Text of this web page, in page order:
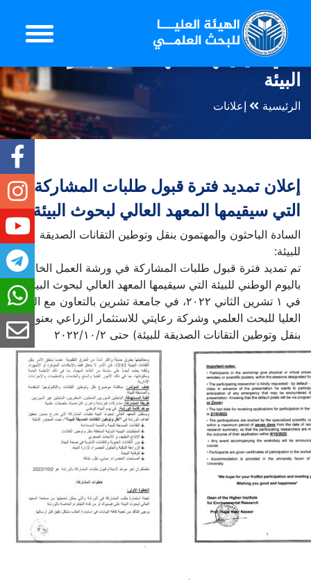
إعلان تمديد فترة قبول طلبات المشاركة
التي سيقيمها المعهد العالي لبحوث
البيئة
الرئيسية إعلانات
إعلان تمديد فترة قبول طلبات المشاركة
التي سيقيمها المعهد العالي لبحوث البيئة
السادة الباحثون والمهتمون بنقل وتوطين التقانات الصديقة
للبيئة:
تم تمديد فترة قبول طلبات المشاركة في ورشة العمل الخاصة
باليوم الوطني للبيئة التي سيقيمها المعهد العالي لبحوث البيئة
في ١ تشرين الثاني ٢٠٢٢، في جامعة تشرين بالتعاون مع الهيئة
العليا للبحث العلمي وشركة رعايتي للاستثمار الزراعي بعنوان (
بنقل وتوطين التقانات الصديقة للبيئة) حتى ٢٠٢٢/١٠/٢